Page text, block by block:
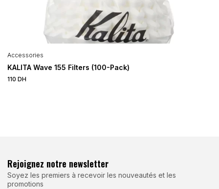
Accessories
KALITA Wave 155 Filters (100-Pack)
110 DH
Rejoignez notre newsletter
Soyez les premiers à recevoir les nouveautés et les
promotions